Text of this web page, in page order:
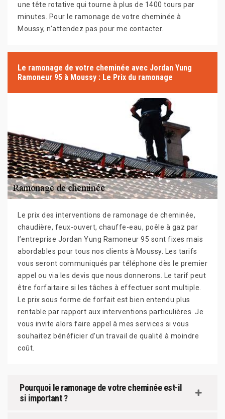
une tête rotative qui tourne à plus de 1400 tours par
minutes. Pour le ramonage de votre cheminée à
Moussy, n’attendez pas pour me contacter.
Le ramonage de votre cheminée avec Jordan Yung
Ramoneur 95 à Moussy : Le Prix du ramonage
Le prix des interventions de ramonage de cheminée,
chaudière, feux-ouvert, chauffe-eau, poêle à gaz par
l’entreprise Jordan Yung Ramoneur 95 sont fixes mais
abordables pour tous nos clients à Moussy. Les tarifs
vous seront communiqués par téléphone dès le premier
appel ou via les devis que nous donnerons. Le tarif peut
être forfaitaire si les tâches à effectuer sont multiple.
Le prix sous forme de forfait est bien entendu plus
rentable par rapport aux interventions particulières. Je
vous invite alors faire appel à mes services si vous
souhaitez bénéficier d’un travail de qualité à moindre
coût.
Pourquoi le ramonage de votre cheminée est-il
si important ?